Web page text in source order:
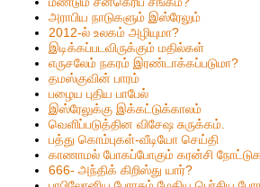
அராபிய நாடுகளும் இஸ்ரேலும்
2012-ல் உலகம் அழியுமா?
இடிக்கப்படவிருக்கும் மதில்கள்
எருசலேம் நகரம் இரண்டாக்கப்படுமா?
தமஸ்குவின் பாரம்
பழைய புதிய பாபேல்
இஸ்ரேலுக்கு இக்கட்டுக்காலம்
வெளிப்படுத்தின விசேஷ சுருக்கம்.
பத்து கொம்புகள்-வீடியோ செய்தி
காணாமல் போகப்போகும் கரன்சி
666- அந்திக் கிறிஸ்து யார்?